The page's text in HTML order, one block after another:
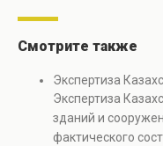
Смотрите также
Экспертиза
Экспертиза
зданий и
фактического